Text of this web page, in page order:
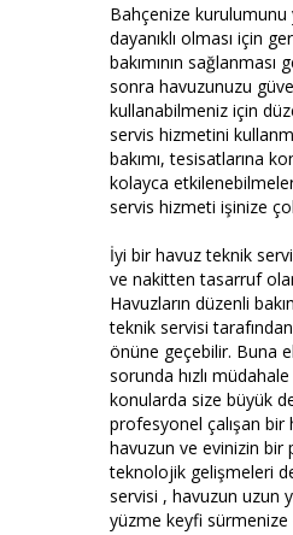
Bahçenize kurulumunu
dayanıklı olması için
bakımının
sonra havuzunuzu
kullanabilmeniz için
servis hizmetini
bakımı, tesisatlarına
kolayca
servis hizmeti işinize
İyi bir havuz teknik
ve nakitten tasarruf
Havuzların düzenli
teknik servisi tarafından
önüne geçebilir. Buna
sorunda hızlı
konularda size büyük
profesyonel çalışan bir
havuzun ve evinizin bir
teknolojik gelişmeleri
servisi , havuzun uzun
yüzme keyfi sürmenize